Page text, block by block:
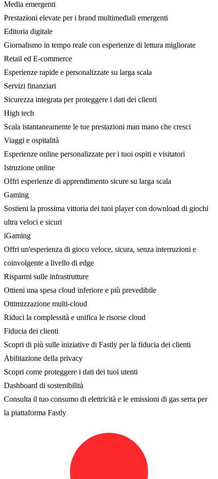
Media emergenti
Prestazioni elevate per i brand multimediali emergenti
Editoria digitale
Giornalismo in tempo reale con esperienze di lettura migliorate
Retail ed E-commerce
Esperienze rapide e personalizzate su larga scala
Servizi finanziari
Sicurezza integrata per proteggere i dati dei clienti
High tech
Scala istantaneamente le tue prestazioni man mano che cresci
Viaggi e ospitalità
Esperienze online personalizzate per i tuoi ospiti e visitatori
Istruzione online
Offri esperienze di apprendimento sicure su larga scala
Gaming
Sostieni la prossima vittoria dei tuoi player con download di giochi
ultra veloci e sicuri
iGaming
Offri un'esperienza di gioco veloce, sicura, senza interruzioni e
coinvolgente a livello di edge
Risparmi sulle infrastrutture
Ottieni una spesa cloud inferiore e più prevedibile
Ottimizzazione multi-cloud
Riduci la complessità e unifica le risorse cloud
Fiducia dei clienti
Scopri di più sulle iniziative di Fastly per la fiducia dei clienti
Abilitazione della privacy
Scopri come proteggere i dati dei tuoi utenti
Dashboard di sostenibilità
Consulta il tuo consumo di elettricità e le emissioni di gas serra per
la piattaforma Fastly